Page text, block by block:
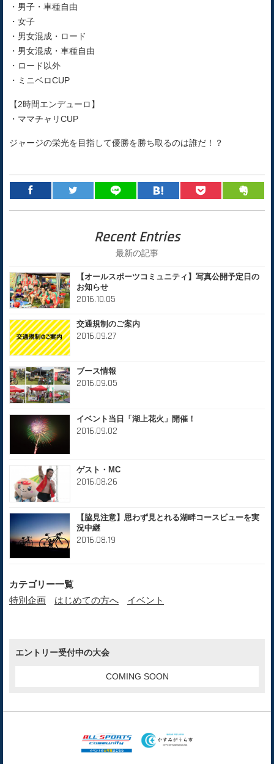
・男子・車種自由
・女子
・男女混成・ロード
・男女混成・車種自由
・ロード以外
・ミニベロCUP
【2時間エンデューロ】
・ママチャリCUP
ジャージの栄光を目指して優勝を勝ち取るのは誰だ！？
Recent Entries
最新の記事
【オールスポーツコミュニティ】写真公開予定日の
お知らせ
2016.10.05
交通規制のご案内
2016.09.27
ブース情報
2016.09.05
イベント当日「湖上花火」開催！
2016.09.02
ゲスト・MC
2016.08.26
【脇見注意】思わず見とれる湖畔コースビューを実
況中継
2016.08.19
カテゴリー一覧
特別企画
はじめての方へ イベント
エントリー受付中の大会
COMING SOON